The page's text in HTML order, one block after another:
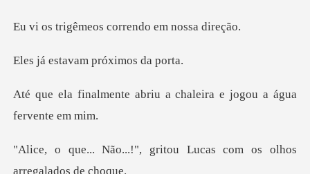
eos correndo em
avam próxim
briu a chaleira e jogou
, gritou Lucas com os olh